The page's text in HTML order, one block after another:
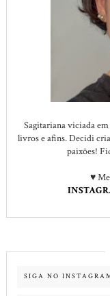
Sagitariana viciada
livros e afins. Decidi
paixões!
♥
SIGA NO